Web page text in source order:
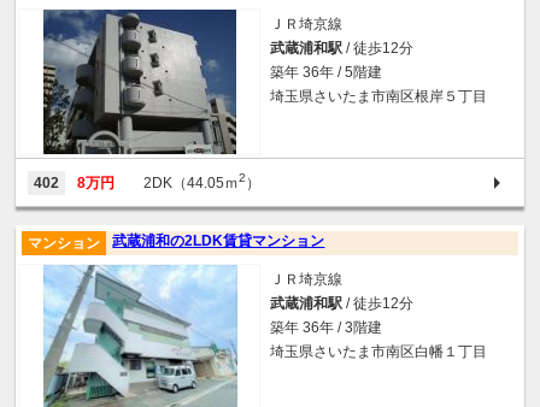
ＪＲ埼京線
武蔵浦和駅 / 徒歩12分
築年 36年 / 5階建
埼玉県さいたま市南区根岸５丁目
402 8万円 2DK（44.05ｍ2 ）
武蔵浦和の2LDK賃貸マンション
マンション
ＪＲ埼京線
武蔵浦和駅 / 徒歩12分
築年 36年 / 3階建
埼玉県さいたま市南区白幡１丁目